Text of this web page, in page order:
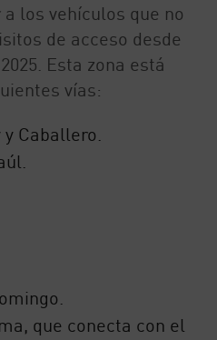
los vehículos que no
de acceso desde
Esta zona está
vías:
y Caballero.
que conecta con el